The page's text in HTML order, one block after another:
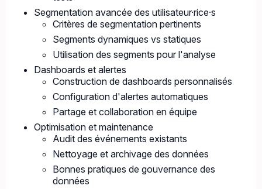
Segmentation avancée des utilisateur·rice·s
Critères de segmentation pertinents
Segments dynamiques vs statiques
Utilisation des segments pour l'analyse
Dashboards et alertes
Construction de dashboards personnalisés
Configuration d'alertes automatiques
Partage et collaboration en équipe
Optimisation et maintenance
Audit des événements existants
Nettoyage et archivage des données
Bonnes pratiques de gouvernance des
données